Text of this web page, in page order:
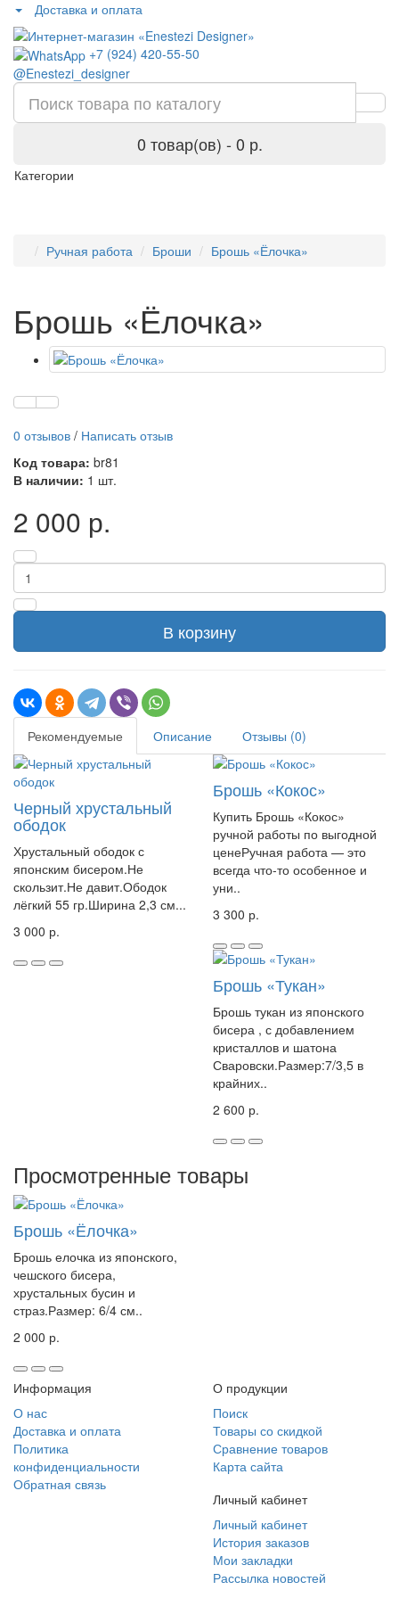
Доставка и оплата
+7 (924) 420-55-50
@Enestezi_designer
0 товар(ов) - 0 р.
Категории
Ручная работа Броши Брошь «Ёлочка»
Брошь «Ёлочка»
0 отзывов / Написать отзыв
Код товара: br81
В наличии: 1 шт.
2 000 р.
В корзину
Рекомендуемые Описание Отзывы (0)
Черный хрустальный
ободок
Хрустальный ободок с
японским бисером.Не
скользит.Не давит.Ободок
лёгкий 55 гр.Ширина 2,3 см...
3 000 р.
Брошь «Кокос»
Купить Брошь «Кокос»
ручной работы по выгодной
ценеРучная работа — это
всегда что-то особенное и
уни..
3 300 р.
Брошь «Тукан»
Брошь тукан из японского
бисера , с добавлением
кристаллов и шатона
Сваровски.Размер:7/3,5 в
крайних..
2 600 р.
Просмотренные товары
Брошь «Ёлочка»
Брошь елочка из японского,
чешского бисера,
хрустальных бусин и
страз.Размер: 6/4 см..
2 000 р.
Информация
О нас
Доставка и оплата
Политика
конфиденциальности
Обратная связь
О продукции
Поиск
Товары со скидкой
Сравнение товаров
Карта сайта
Личный кабинет
Личный кабинет
История заказов
Мои закладки
Рассылка новостей